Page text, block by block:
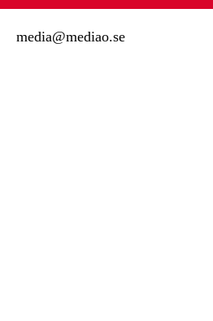
media@mediao.se